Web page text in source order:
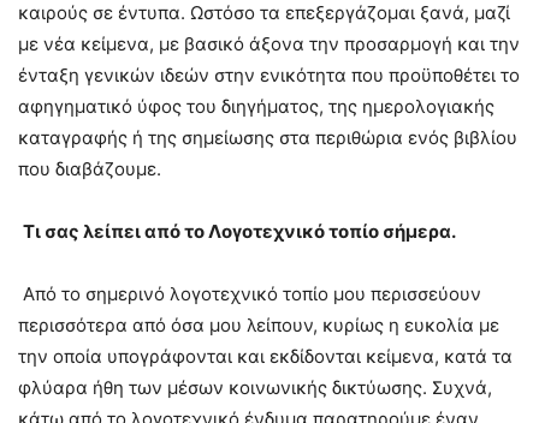
καιρούς σε έντυπα. Ωστόσο τα επεξεργάζομαι ξανά, μαζί
με νέα κείμενα, με βασικό άξονα την προσαρμογή και την
ένταξη γενικών ιδεών στην ενικότητα που προϋποθέτει το
αφηγηματικό ύφος του διηγήματος, της ημερολογιακής
καταγραφής ή της σημείωσης στα περιθώρια ενός βιβλίου
που διαβάζουμε.
Tι σας λείπει από το Λογοτεχνικό τοπίο σήμερα.
Από το σημερινό λογοτεχνικό τοπίο μου περισσεύουν
περισσότερα από όσα μου λείπουν, κυρίως η ευκολία με
την οποία υπογράφονται και εκδίδονται κείμενα, κατά τα
φλύαρα ήθη των μέσων κοινωνικής δικτύωσης. Συχνά,